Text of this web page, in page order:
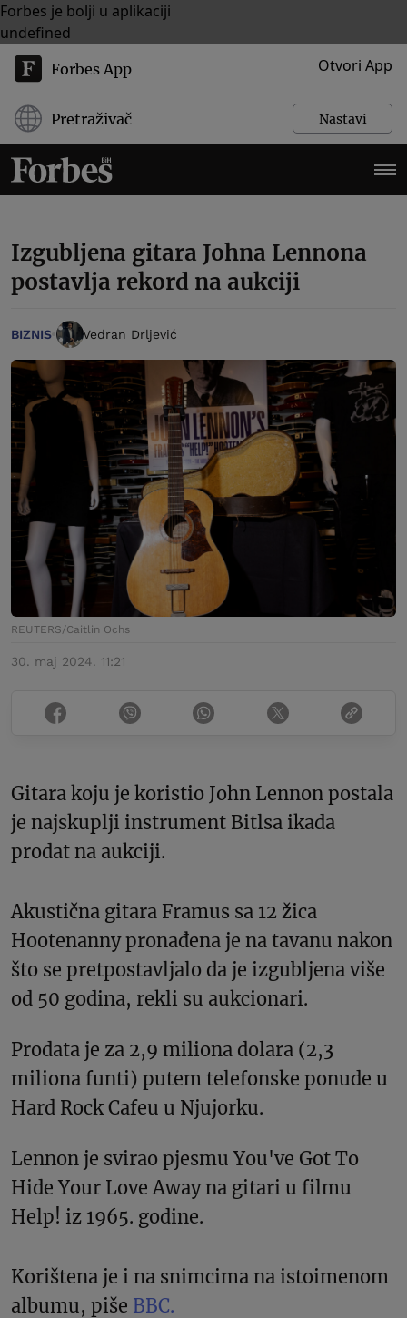
Forbes je bolji u aplikaciji
undefined
Forbes App Otvori App
Pretraživač Nastavi
Izgubljena gitara Johna Lennona
postavlja rekord na aukciji
BIZNIS Vedran Drljević
REUTERS/Caitlin Ochs
30. maj 2024. 11:21
Gitara koju je koristio John Lennon postala
je najskuplji instrument Bitlsa ikada
prodat na aukciji.
Akustična gitara Framus sa 12 žica
Hootenanny pronađena je na tavanu nakon
što se pretpostavljalo da je izgubljena više
od 50 godina, rekli su aukcionari.
Prodata je za 2,9 miliona dolara (2,3
miliona funti) putem telefonske ponude u
Hard Rock Cafeu u Njujorku.
Lennon je svirao pjesmu You've Got To
Hide Your Love Away na gitari u filmu
Help! iz 1965. godine.
Korištena je i na snimcima na istoimenom
albumu, piše BBC.